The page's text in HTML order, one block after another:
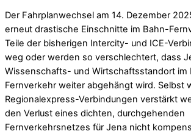
Der Fahrplanwechsel am 14. Dezember
erneut drastische Einschnitte im Bahn-
Teile der bisherigen Intercity- und ICE-
weg oder werden so verschlechtert, dass
Wissenschafts- und Wirtschaftsstandort im
Fernverkehr weiter abgehängt wird. Selbst
Regionalexpress-Verbindungen verstärkt
den Verlust eines dichten, durchgehenden
Fernverkehrsnetzes für Jena nicht